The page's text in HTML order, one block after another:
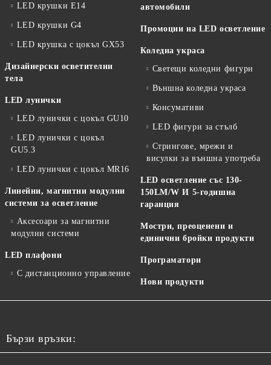
LED крушки E14
LED крушки G4
LED крушка с цокъл GX53
Дизайнерски осветителни
тела
LED лунички
LED лунички с цокъл GU10
LED лунички с цокъл
GU5.3
LED лунички с цокъл MR16
Линейни, магнитни модулни
системи за осветление
Аксесоари за магнитни
модулни системи
LED плафони
С дистанционно управление
автомобили
Промоции на LED осветление
Коледна украса
Светещи коледни фигури
Външна коледна украса
Консумативи
LED фигури за стълб
Стрингове, мрежи и
висулки за външна употреба
LED осветление със 130-
150LM/W И 5-годишна
гаранция
Мостри, преоценени и
единични бройки продукти
Програматори
Нови продукти
Бързи връзки: